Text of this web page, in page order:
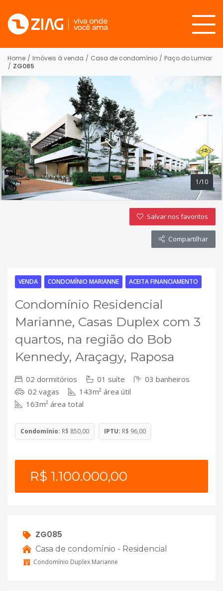
Home / Imóveis à venda / Casa de condomínio / Paço do Lumiar
/ ZG085
1/10
Salvar nos favoritos
Compartilhar
VENDA CONDOMÍNIO MARIANNE ACEITA FINANCIAMENTO
Condomínio Residencial
Marianne, Casas Duplex com 3
quartos, na região do Bob
Kennedy, Araçagy, Raposa
02 dormitórios 01 suíte
03 banheiros
02 vagas
143m² área útil
163m² área total
Condomínio: R$ 850,00 IPTU: R$ 96,00
R$ 1.100.000,00
ZG085
Casa de condomínio - Residencial
Condomínio Duplex Marianne